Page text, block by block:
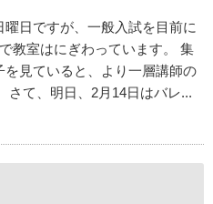
日ですが、一般入試を目前に
教室はにぎわっています。 集
見ていると、より一層講師の
さて、明日、2月14日はバレ...